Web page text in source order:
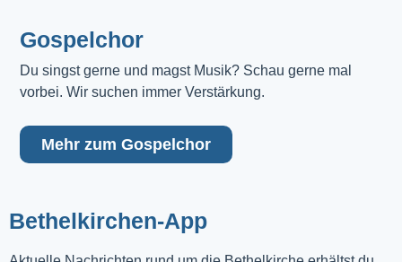
Gospelchor
Du singst gerne und magst Musik? Schau gerne mal
vorbei. Wir suchen immer Verstärkung.
Mehr zum Gospelchor
Bethelkirchen-App